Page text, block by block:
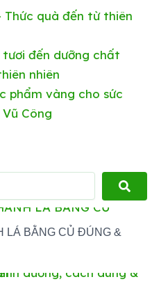
Thức quà đến từ thiên
tươi đến dưỡng chất
nhiên
phẩm vàng cho sức
Công
LÁ BẰNG CỦ ĐÚNG &